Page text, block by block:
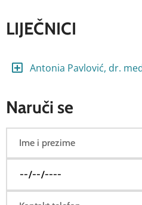
LIJEČNICI
Antonia Pavlović, dr.
Naruči se